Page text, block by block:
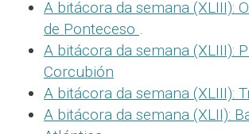
A bitácora da semana (XLIII):
de Ponteceso .
A bitácora da semana (XLIII):
Corcubión
A bitácora da semana (XLIII):
A bitácora da semana (XLII):